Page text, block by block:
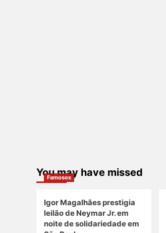
You may have missed
Famosos
Igor Magalhães prestigia
leilão de Neymar Jr. em
noite de solidariedade em